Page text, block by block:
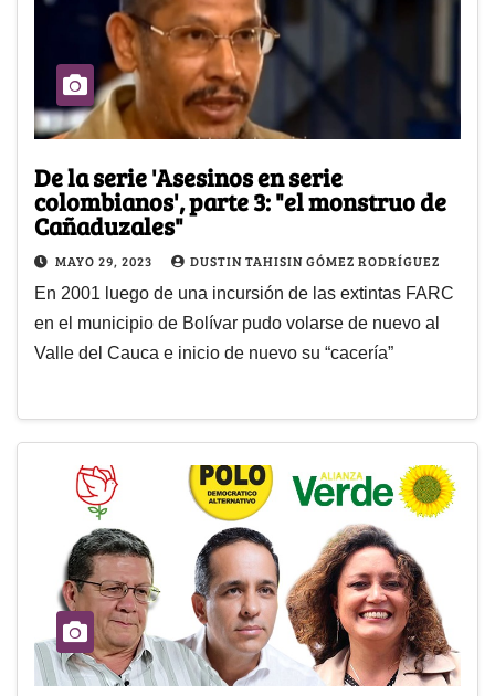
De la serie 'Asesinos en serie
colombianos', parte 3: "el monstruo de
Cañaduzales"
MAYO 29, 2023 DUSTIN TAHISIN GÓMEZ RODRÍGUEZ
En 2001 luego de una incursión de las extintas FARC
en el municipio de Bolívar pudo volarse de nuevo al
Valle del Cauca e inicio de nuevo su “cacería”